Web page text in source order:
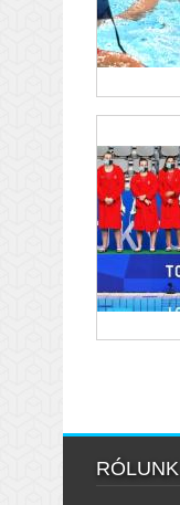
RÓLUNK